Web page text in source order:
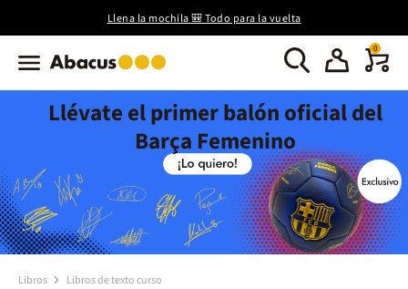
Llena la mochila 🎒 Todo para la vuelta
0
Llévate el primer balón oficial del
Barça Femenino
Libros Libros de texto curso